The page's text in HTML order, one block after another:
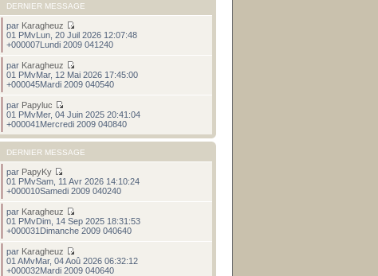
DERNIER MESSAGE
par Karagheuz
01 PMvLun, 20 Juil 2026 12:07:48
+000007Lundi 2009 041240
par Karagheuz
01 PMvMar, 12 Mai 2026 17:45:00
+000045Mardi 2009 040540
par Papyluc
01 PMvMer, 04 Juin 2025 20:41:04
+000041Mercredi 2009 040840
DERNIER MESSAGE
par PapyKy
01 PMvSam, 11 Avr 2026 14:10:24
+000010Samedi 2009 040240
par Karagheuz
01 PMvDim, 14 Sep 2025 18:31:53
+000031Dimanche 2009 040640
par Karagheuz
01 AMvMar, 04 Aoû 2026 06:32:12
+000032Mardi 2009 040640